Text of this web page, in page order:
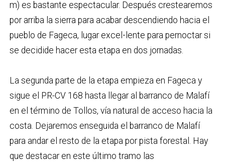
m) es bastante espectacular. Después crestearemos
por arriba la sierra para acabar descendiendo hacia el
pueblo de Fageca, lugar excel⋅lente para pernoctar si
se decidide hacer esta etapa en dos jornadas.
La segunda parte de la etapa empieza en Fageca y
sigue el PR-CV 168 hasta llegar al barranco de Malafí
en el término de Tollos, vía natural de acceso hacia la
costa. Dejaremos enseguida el barranco de Malafí
para andar el resto de la etapa por pista forestal. Hay
que destacar en este último tramo las